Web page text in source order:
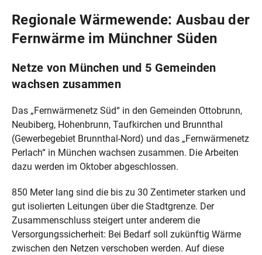
Regionale Wärmewende: Ausbau der
Fernwärme im Münchner Süden
Netze von München und 5 Gemeinden
wachsen zusammen
Das „Fernwärmenetz Süd“ in den Gemeinden Ottobrunn,
Neubiberg, Hohenbrunn, Taufkirchen und Brunnthal
(Gewerbegebiet Brunnthal-Nord) und das „Fernwärmenetz
Perlach“ in München wachsen zusammen. Die Arbeiten
dazu werden im Oktober abgeschlossen.
850 Meter lang sind die bis zu 30 Zentimeter starken und
gut isolierten Leitungen über die Stadtgrenze. Der
Zusammenschluss steigert unter anderem die
Versorgungssicherheit: Bei Bedarf soll zukünftig Wärme
zwischen den Netzen verschoben werden. Auf diese